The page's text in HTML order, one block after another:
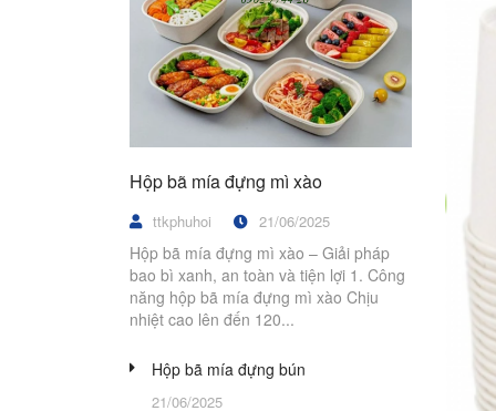
Hộp bã mía đựng mì xào
ttkphuhoi 21/06/2025
Hộp bã mía đựng mì xào – Giải pháp
bao bì xanh, an toàn và tiện lợi 1. Công
năng hộp bã mía đựng mì xào Chịu
nhiệt cao lên đến 120...
Hộp bã mía đựng bún
21/06/2025